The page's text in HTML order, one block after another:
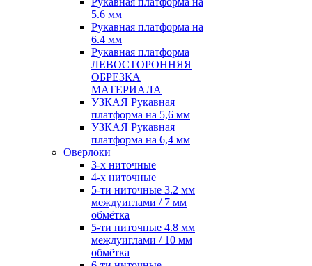
5.6 мм
Рукавная платформа на
6.4 мм
Рукавная платформа
ЛЕВОСТОРОННЯЯ
ОБРЕЗКА
МАТЕРИАЛА
УЗКАЯ Рукавная
платформа на 5,6 мм
УЗКАЯ Рукавная
платформа на 6,4 мм
Оверлоки
3-х ниточные
4-х ниточные
5-ти ниточные 3.2 мм
междуиглами / 7 мм
обмётка
5-ти ниточные 4.8 мм
междуиглами / 10 мм
обмётка